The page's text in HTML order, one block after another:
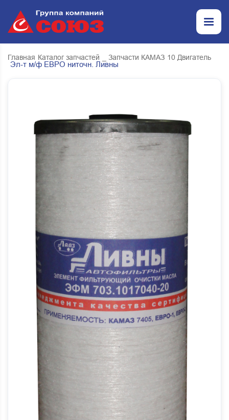
Главная Каталог запчастей _ Запчасти КАМАЗ 10 Двигатель
Эл-т м/ф ЕВРО ниточн. Ливны